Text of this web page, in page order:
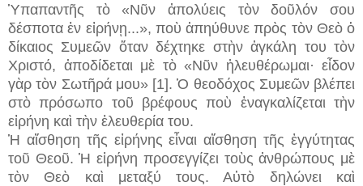
Ὑπαπαντῆς τὸ «Νῦν ἀπολύεις τὸν δοῦλόν σου
δέσποτα ἐν εἰρήνῃ...», ποὺ ἀπηύθυνε πρὸς τὸν Θεὸ ὁ
δίκαιος Συμεῶν ὅταν δέχτηκε στὴν ἀγκάλη του τὸν
Χριστό, ἀποδίδεται μὲ τὸ «Νῦν ἠλευθέρωμαι· εἶδον
γὰρ τὸν Σωτῆρά μου» [1]. Ὁ θεοδόχος Συμεῶν βλέπει
στὸ πρόσωπο τοῦ βρέφους ποὺ ἐναγκαλίζεται τὴν
εἰρήνη καὶ τὴν ἐλευθερία του.
Ἡ αἴσθηση τῆς εἰρήνης εἶναι αἴσθηση τῆς ἐγγύτητας
τοῦ Θεοῦ. Ἡ εἰρήνη προσεγγίζει τοὺς ἀνθρώπους μὲ
τὸν Θεὸ καὶ μεταξύ τους. Αὐτὸ δηλώνει καὶ